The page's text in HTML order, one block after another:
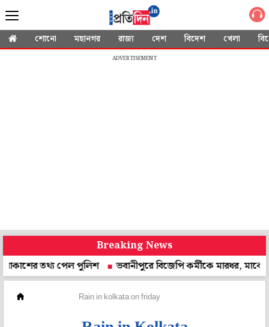
শোনো মহানগর রাজ্য দেশ বিদেশ খেলা
ADVERTISEMENT
Breaking News
তথ্য পেল পুলিশ
ভবানীপুরে বিজেপি কর্মীকে মারধর, মাকে
Rain in kolkata on friday